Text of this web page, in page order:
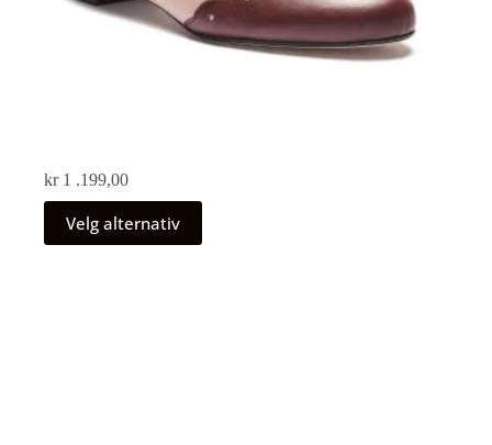
kr1 .199,00
Velg alternativ